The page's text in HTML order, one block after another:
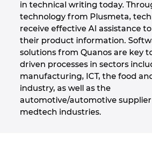
in technical writing today.
technology from Plusmeta,
receive effective AI assistance
their product information.
solutions from Quanos are key
driven processes in sectors
manufacturing, ICT, the food
industry, as well as the
automotive/automotive supplier
medtech industries.
Malaysia
Mexico
Netherlands
New Zealand
Norway